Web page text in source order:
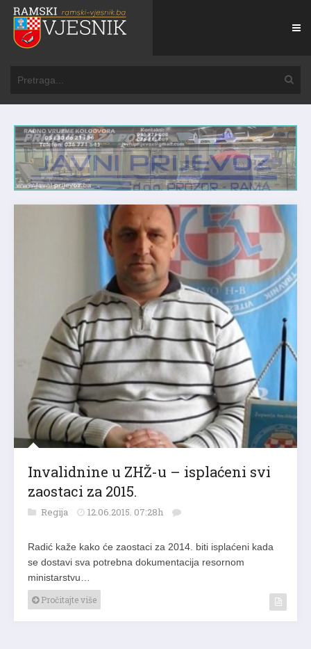
Invalidnine u ZHŽ-u – isplaćeni svi
zaostaci za 2015.
Regija 12.06.2015. 07:28h
Radić kaže kako će zaostaci za 2014. biti isplaćeni kada
se dostavi sva potrebna dokumentacija resornom
ministarstvu…
Pročitajte više